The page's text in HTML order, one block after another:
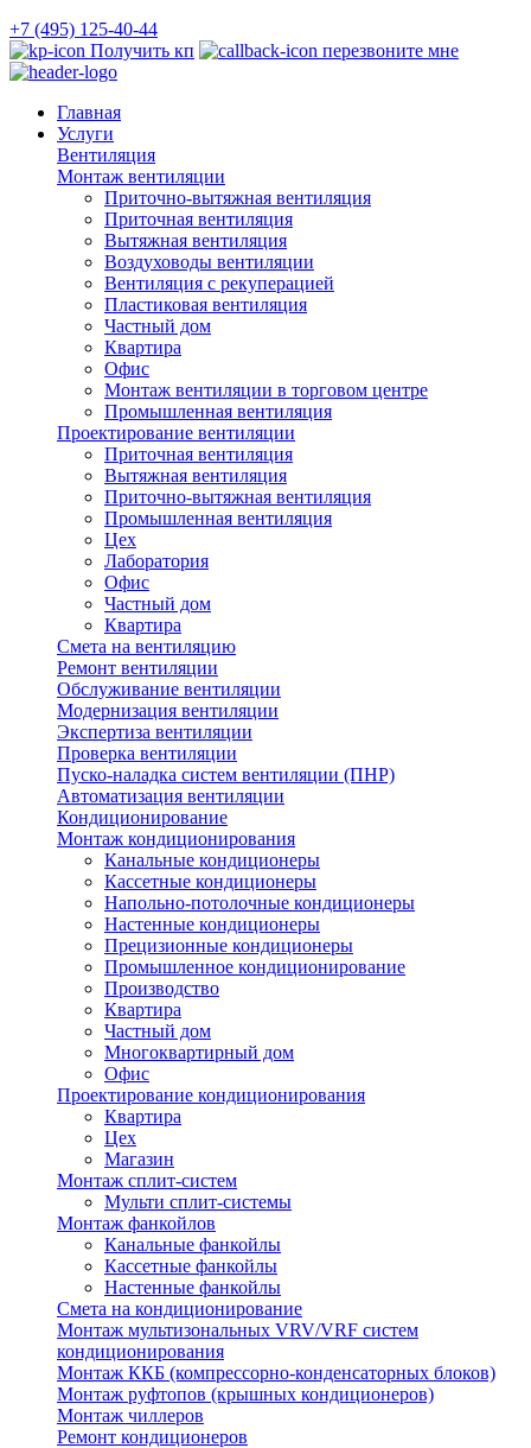
+7 (495) 125-40-44
Получить кп
перезвоните мне
Главная
Услуги
Вентиляция
Монтаж вентиляции
Приточно-вытяжная вентиляция
Приточная вентиляция
Вытяжная вентиляция
Воздуховоды вентиляции
Вентиляция с рекуперацией
Пластиковая вентиляция
Частный дом
Квартира
Офис
Монтаж вентиляции в торговом центре
Промышленная вентиляция
Проектирование вентиляции
Приточная вентиляция
Вытяжная вентиляция
Приточно-вытяжная вентиляция
Промышленная вентиляция
Цех
Лаборатория
Офис
Частный дом
Квартира
Смета на вентиляцию
Ремонт вентиляции
Обслуживание вентиляции
Модернизация вентиляции
Экспертиза вентиляции
Проверка вентиляции
Пуско-наладка систем вентиляции (ПНР)
Автоматизация вентиляции
Кондиционирование
Монтаж кондиционирования
Канальные кондиционеры
Кассетные кондиционеры
Напольно-потолочные кондиционеры
Настенные кондиционеры
Прецизионные кондиционеры
Промышленное кондиционирование
Производство
Квартира
Частный дом
Многоквартирный дом
Офис
Проектирование кондиционирования
Квартира
Цех
Магазин
Монтаж сплит-систем
Мульти сплит-системы
Монтаж фанкойлов
Канальные фанкойлы
Кассетные фанкойлы
Настенные фанкойлы
Смета на кондиционирование
Монтаж мультизональных VRV/VRF систем
кондиционирования
Монтаж ККБ (компрессорно-конденсаторных блоков)
Монтаж руфтопов (крышных кондиционеров)
Монтаж чиллеров
Ремонт кондиционеров